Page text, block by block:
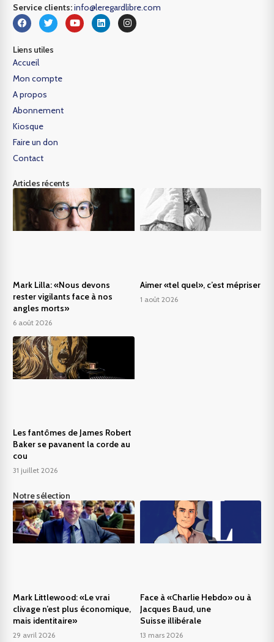
Service clients:info@leregardlibre.com
Liens utiles
Accueil
Mon compte
A propos
Abonnement
Kiosque
Faire un don
Contact
Articles récents
Mark Lilla: «Nous devons
rester vigilants face à nos
angles morts»
6 août 2026
Aimer «tel quel», c’est mépriser
1 août 2026
Les fantômes de James Robert
Baker se pavanent la corde au
cou
31 juillet 2026
Notre sélection
Mark Littlewood: «Le vrai
clivage n’est plus économique,
mais identitaire»
29 avril 2026
Face à «Charlie Hebdo» ou à
Jacques Baud, une
Suisse illibérale
13 mars 2026